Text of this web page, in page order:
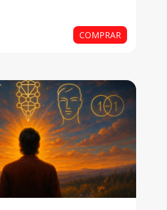
COMPRAR